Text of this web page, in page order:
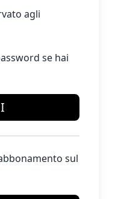
agli
se hai
sul